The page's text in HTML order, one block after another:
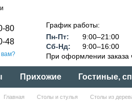
80
48
вам?
График работы:
Пн-Пт:
9:00–21:00
Сб-Нд:
9:00–16:00
При оформлении заказа
Прихожие Гостиные,
Главная Столы и стулья Столы из